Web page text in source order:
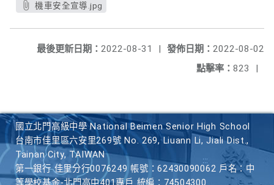
機車安全宣導.jpg
發佈日期： 2022-08-02
最後更新日期： 2022-08-31
|
點擊率： 823 |
國立北門高級中學 National Beimen Senior High School
台南市佳里區六安里269號 No. 269, Liuann Li, Jiali Dist.,
Tainan City, TAIWAN
第一銀行 佳里分行0076249 帳號：62430090062 戶名：中
等學校基金-北門高中401專戶 統編：74504300